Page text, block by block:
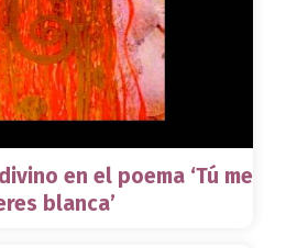
en el poema ‘Tú me
blanca’